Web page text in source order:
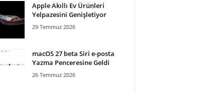
Apple Akıllı Ev Ürünleri
Yelpazesini Genişletiyor
29 Temmuz 2026
macOS 27 beta Siri e-posta
Yazma Penceresine Geldi
26 Temmuz 2026